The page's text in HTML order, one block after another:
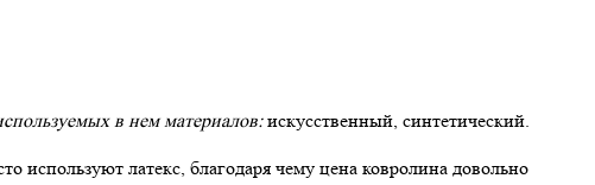
в нем материалов:искусственный, синтетический.
используют латекс, благодаря чему цена ковролина довольно